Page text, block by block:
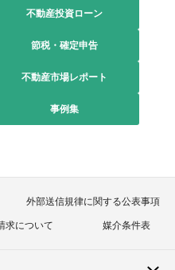
不動産投資ローン
節税・確定申告
不動産市場レポート
事例集
外部送信規律に関する公表事項
求について 媒介条件表